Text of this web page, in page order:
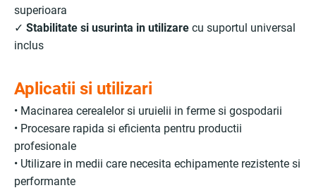
superioara
✓ Stabilitate si usurinta in utilizare cu suportul universal
inclus
Aplicatii si utilizari
• Macinarea cerealelor si uruielii in ferme si gospodarii
• Procesare rapida si eficienta pentru productii
profesionale
• Utilizare in medii care necesita echipamente rezistente si
performante